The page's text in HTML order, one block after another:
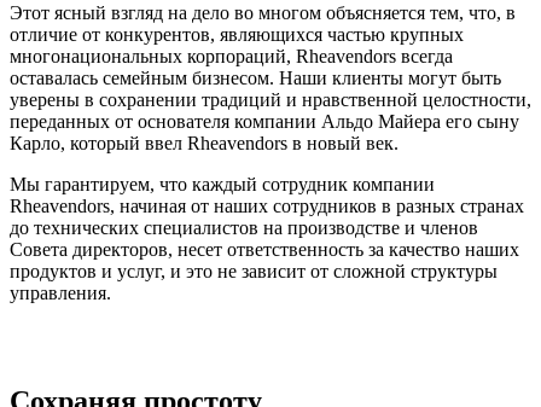
Этот ясный взгляд на дело во многом объясняется тем, что, в
отличие от конкурентов, являющихся частью крупных
многонациональных корпораций, Rheavendors всегда
оставалась семейным бизнесом. Наши клиенты могут быть
уверены в сохранении традиций и нравственной целостности,
переданных от основателя компании Альдо Майера его сыну
Карло, который ввел Rheavendors в новый век.
Мы гарантируем, что каждый сотрудник компании
Rheavendors, начиная от наших сотрудников в разных странах
до технических специалистов на производстве и членов
Совета директоров, несет ответственность за качество наших
продуктов и услуг, и это не зависит от сложной структуры
управления.
Сохраняя простоту